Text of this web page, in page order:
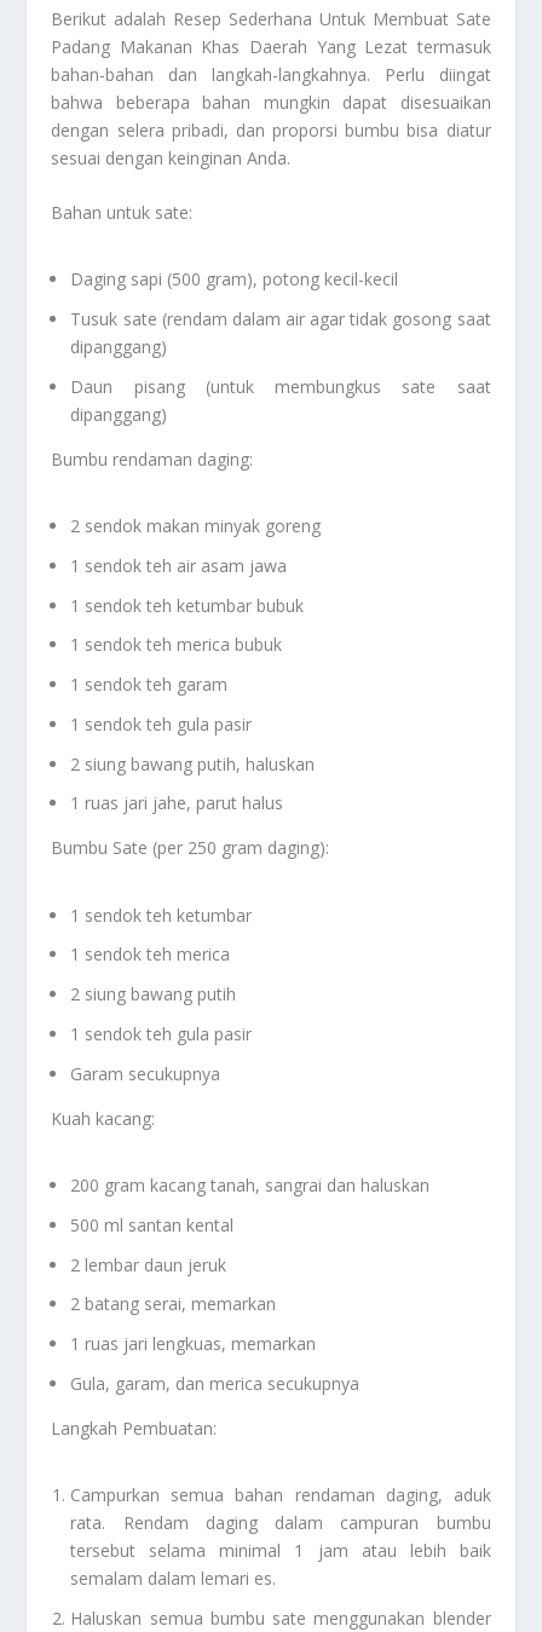
Berikut adalah Resep Sederhana Untuk Membuat Sate
Padang Makanan Khas Daerah Yang Lezat termasuk
bahan-bahan dan langkah-langkahnya. Perlu diingat
bahwa beberapa bahan mungkin dapat disesuaikan
dengan selera pribadi, dan proporsi bumbu bisa diatur
sesuai dengan keinginan Anda.
Bahan untuk sate:
Daging sapi (500 gram), potong kecil-kecil
Tusuk sate (rendam dalam air agar tidak gosong saat
dipanggang)
Daun pisang (untuk membungkus sate saat
dipanggang)
Bumbu rendaman daging:
2 sendok makan minyak goreng
1 sendok teh air asam jawa
1 sendok teh ketumbar bubuk
1 sendok teh merica bubuk
1 sendok teh garam
1 sendok teh gula pasir
2 siung bawang putih, haluskan
1 ruas jari jahe, parut halus
Bumbu Sate (per 250 gram daging):
1 sendok teh ketumbar
1 sendok teh merica
2 siung bawang putih
1 sendok teh gula pasir
Garam secukupnya
Kuah kacang:
200 gram kacang tanah, sangrai dan haluskan
500 ml santan kental
2 lembar daun jeruk
2 batang serai, memarkan
1 ruas jari lengkuas, memarkan
Gula, garam, dan merica secukupnya
Langkah Pembuatan:
Campurkan semua bahan rendaman daging, aduk
rata. Rendam daging dalam campuran bumbu
tersebut selama minimal 1 jam atau lebih baik
semalam dalam lemari es.
Haluskan semua bumbu sate menggunakan blender